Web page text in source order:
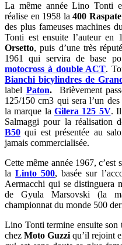
La même année Lino Tonti
réalise en 1958 la 400
des plus fameuses machines
Tonti est ensuite l’auteur en
Orsetto, puis d’une très
1961 qui servira de base
motocross à double ACT.
Bianchi bicylindres de
label Paton. Brièvement
125/150 cm3 qui sera l’un
la marque la Gilera 125 5V. Il
Salmaggi pour la réalisation
B50 qui est présentée au
jamais commercialisée.
Cette même année 1967, c’est
laLinto 500, basée sur
Aermacchi qui se distinguera
de Gyula Marsovski (la
championnat du monde 500
Lino Tonti termine ensuite son
chezMoto Guzzi qu’il rejoint